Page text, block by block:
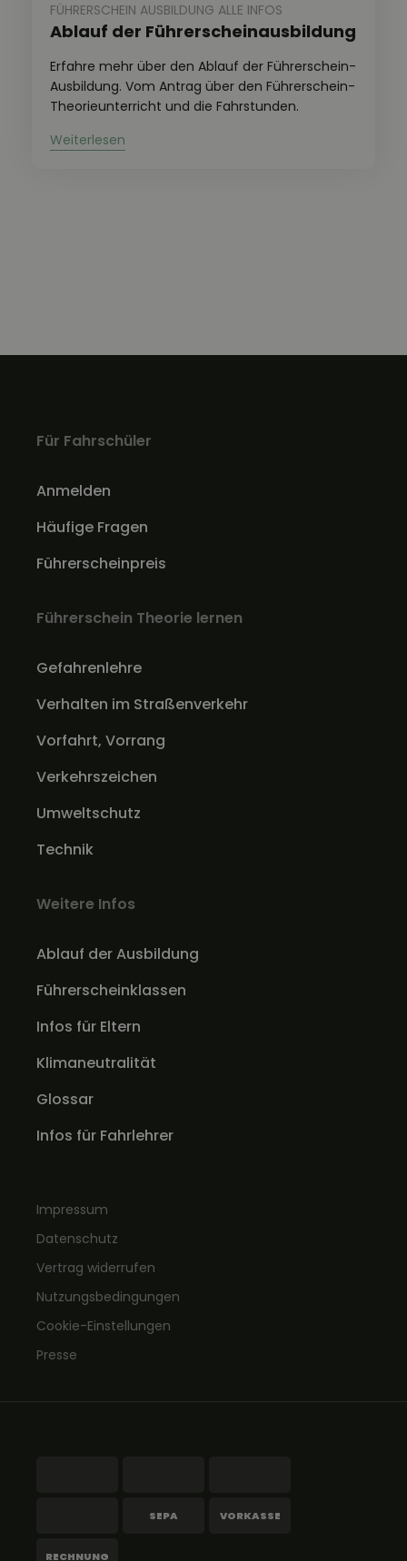
FÜHRERSCHEIN AUSBILDUNG ALLE INFOS
Ablauf der Führerscheinausbildung
Erfahre mehr über den Ablauf der Führerschein-
Ausbildung. Vom Antrag über den Führerschein-
Theorieunterricht und die Fahrstunden.
Für Fahrschüler
Anmelden
Häufige Fragen
Führerscheinpreis
Führerschein Theorie lernen
Gefahrenlehre
Verhalten im Straßenverkehr
Vorfahrt, Vorrang
Verkehrszeichen
Umweltschutz
Technik
Weitere Infos
Ablauf der Ausbildung
Führerscheinklassen
Infos für Eltern
Klimaneutralität
Glossar
Infos für Fahrlehrer
Impressum
Datenschutz
Vertrag widerrufen
Nutzungsbedingungen
Cookie-Einstellungen
Presse
SEPA VORKASSE
RECHNUNG